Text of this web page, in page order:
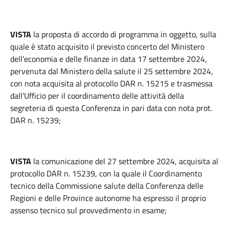
VISTA la proposta di accordo di programma in oggetto, sulla
quale è stato acquisito il previsto concerto del Ministero
dell’economia e delle finanze in data 17 settembre 2024,
pervenuta dal Ministero della salute il 25 settembre 2024,
con nota acquisita al protocollo DAR n. 15215 e trasmessa
dall’Ufficio per il coordinamento delle attività della
segreteria di questa Conferenza in pari data con nota prot.
DAR n. 15239;
VISTA la comunicazione del 27 settembre 2024, acquisita al
protocollo DAR n. 15239, con la quale il Coordinamento
tecnico della Commissione salute della Conferenza delle
Regioni e delle Province autonome ha espresso il proprio
assenso tecnico sul provvedimento in esame;